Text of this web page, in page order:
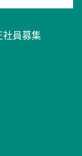
員募集